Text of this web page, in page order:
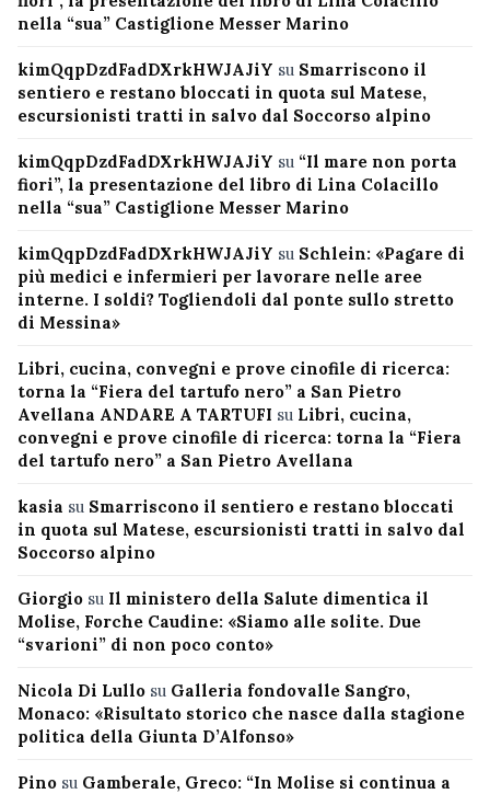
nella “sua” Castiglione Messer Marino
kimQqpDzdFadDXrkHWJAJiY su Smarriscono il
sentiero e restano bloccati in quota sul Matese,
escursionisti tratti in salvo dal Soccorso alpino
kimQqpDzdFadDXrkHWJAJiY su “Il mare non porta
fiori”, la presentazione del libro di Lina Colacillo
nella “sua” Castiglione Messer Marino
kimQqpDzdFadDXrkHWJAJiY su Schlein: «Pagare di
più medici e infermieri per lavorare nelle aree
interne. I soldi? Togliendoli dal ponte sullo stretto
di Messina»
Libri, cucina, convegni e prove cinofile di ricerca:
torna la “Fiera del tartufo nero” a San Pietro
Avellana ANDARE A TARTUFI su Libri, cucina,
convegni e prove cinofile di ricerca: torna la “Fiera
del tartufo nero” a San Pietro Avellana
kasia su Smarriscono il sentiero e restano bloccati
in quota sul Matese, escursionisti tratti in salvo dal
Soccorso alpino
Giorgio su Il ministero della Salute dimentica il
Molise, Forche Caudine: «Siamo alle solite. Due
“svarioni” di non poco conto»
Nicola Di Lullo su Galleria fondovalle Sangro,
Monaco: «Risultato storico che nasce dalla stagione
politica della Giunta D’Alfonso»
Pino su Gamberale, Greco: “In Molise si continua a